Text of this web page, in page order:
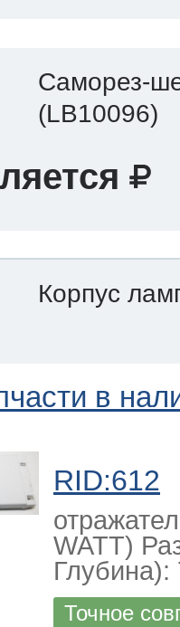
Саморез-
(LB10096)
Корпус
в
RID:612
WATT)
Глубина):
Точное